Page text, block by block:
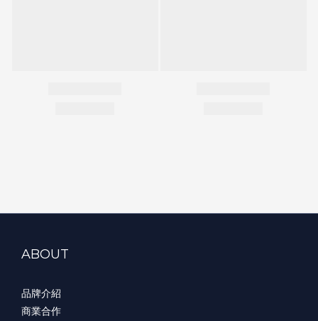
ABOUT
品牌介紹
商業合作